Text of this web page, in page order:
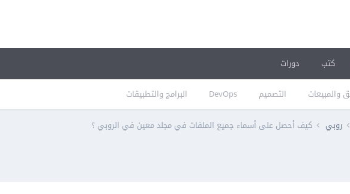
والمبيعات التصميم DevOps البرامج والتطبيقات
كتب دورات
روبي كيف أحصل على أسماء جميع الملفات في مجلد معين في الروبي ؟